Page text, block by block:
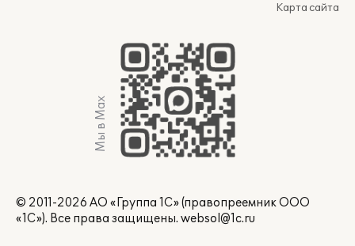
Карта сайта
Мы в Max
© 2011-2026 АО «Группа 1С» (правопреемник ООО
«1С»). Все права защищены. websol@1c.ru